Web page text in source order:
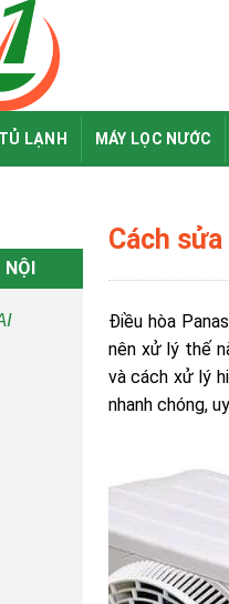
TỦ LẠNH MÁY LỌC NƯỚC
Cách
Điều hòa
nên xử lý thế
và cách xử lý
nhanh chóng,